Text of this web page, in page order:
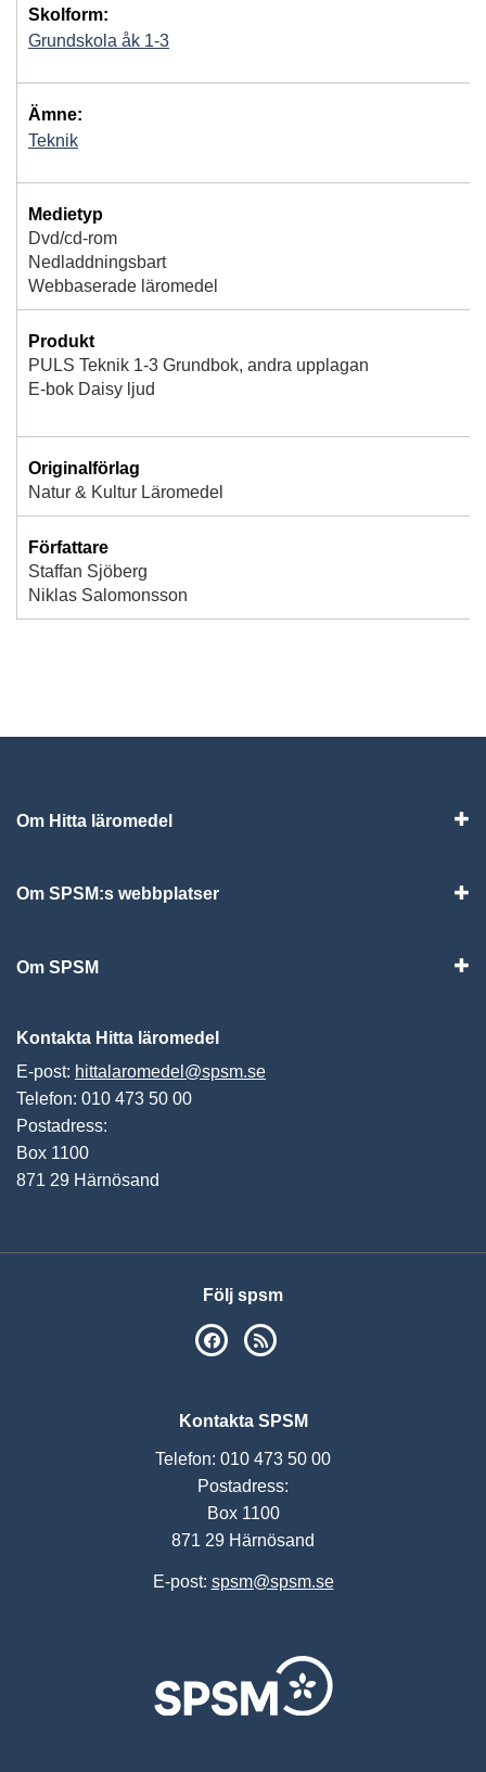
Skolform:
Grundskola åk 1-3
Ämne:
Teknik
Medietyp
Dvd/cd-rom
Nedladdningsbart
Webbaserade läromedel
Produkt
PULS Teknik 1-3 Grundbok, andra upplagan
E-bok Daisy ljud
Originalförlag
Natur & Kultur Läromedel
Författare
Staffan Sjöberg
Niklas Salomonsson
Om Hitta läromedel
Om SPSM:s webbplatser
Om SPSM
Kontakta Hitta läromedel
E-post: hittalaromedel@spsm.se
Telefon: 010 473 50 00
Postadress:
Box 1100
871 29 Härnösand
Följ spsm
SPSM på Facebook
Kontakta SPSM
Telefon: 010 473 50 00
Postadress:
Box 1100
871 29 Härnösand
E-post: spsm@spsm.se